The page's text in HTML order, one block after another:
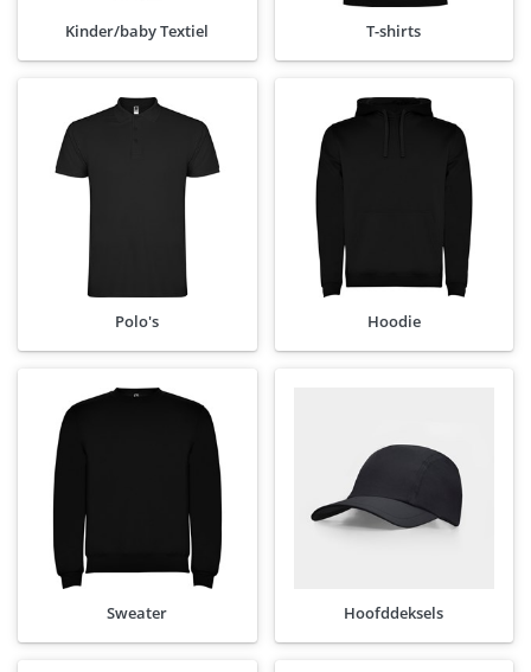
Kinder/baby Textiel T-shirts
Polo's Hoodie
Sweater Hoofddeksels